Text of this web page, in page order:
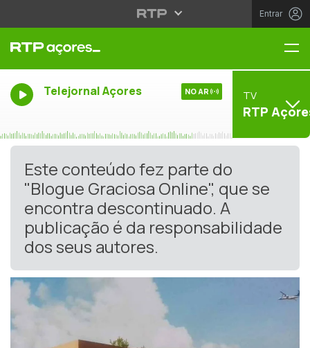
Entrar
Telejornal Açores NO AR TV
RTP
Este conteúdo fez parte do
"Blogue Graciosa Online", que se
encontra descontinuado. A
publicação é da responsabilidade
dos seus autores.